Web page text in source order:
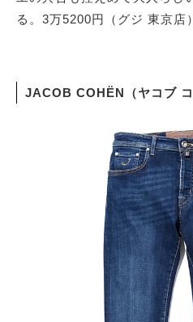
る。3万5200円（グジ 東京店）
JACOB COHËN（ヤコブ コ